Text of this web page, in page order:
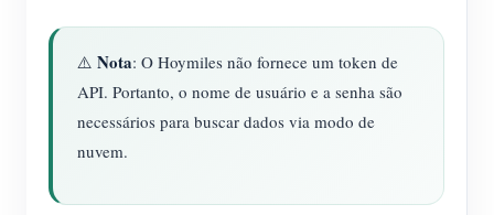
⚠️ Nota: O Hoymiles não fornece um token de
API. Portanto, o nome de usuário e a senha são
necessários para buscar dados via modo de
nuvem.